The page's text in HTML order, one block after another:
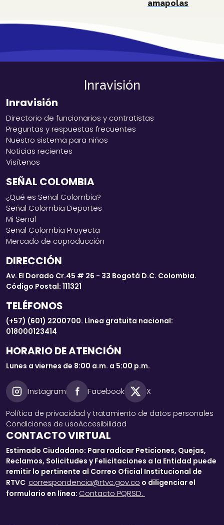
amapolas
Inravisión
Inravisión
Directorio de funcionarios y contratistas
Preguntas y respuestas frecuentes
Nuestro sistema para niños
Noticias recientes
Visítenos
SEÑAL COLOMBIA
¿Qué es Señal Colombia?
Señal Colombia Deportes
Mi Señal
Señal Colombia Proyecta
Mercado de coproducción
DIRECCIÓN
Av. El Dorado Cr.45 # 26 - 33 Bogotá D.C. Colombia.
Código Postal: 111321
TELÉFONOS
(+57) (601) 2200700. Línea gratuita nacional:
018000123414
HORARIO DE ATENCIÓN
Lunes a viernes de 8:00 a.m. a 5:00 p.m.
Instagram Facebook X
Política de privacidad y tratamiento de datos personales
Condiciones de usoAccesibilidad
CONTACTO VIRTUAL
Estimado Ciudadano: Para radicar Peticiones, Quejas,
Reclamos, Solicitudes y Felicitaciones a la Entidad puede
remitir lo pertinente al Correo Oficial Institucional de
RTVC correspondencia@rtvc.gov.co o diligenciar el
formulario en línea: Contacto PQRSD.